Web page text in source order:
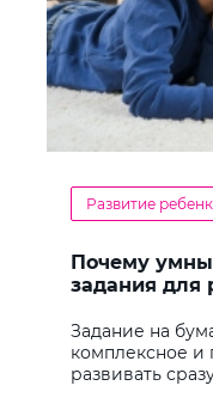
Развитие
Почему
задания для
Задание на
комплексное и
развивать